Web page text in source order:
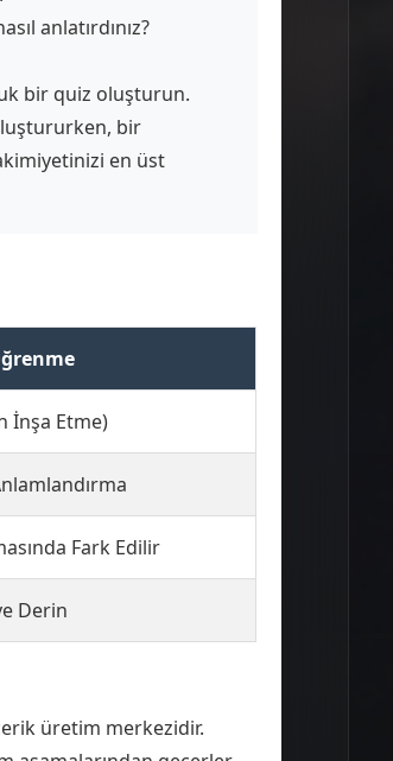
anlatırdınız?
bir quiz oluşturun.
bir
en üst
İnşa Etme)
Fark Edilir
Derin
üretim merkezidir.